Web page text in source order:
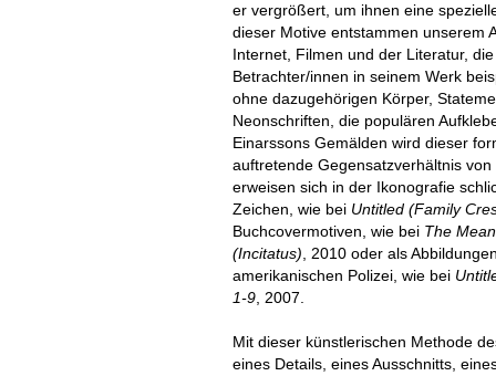
er vergrößert, um ihnen eine
dieser Motive entstammen unserem
Internet, Filmen und der Literatur,
Betrachter/innen in seinem Werk
ohne dazugehörigen Körper,
Neonschriften, die populären
Einarssons Gemälden wird dieser
auftretende Gegensatzverhältnis
erweisen sich in der Ikonografie
Zeichen, wie bei Untitled (Family
Buchcovermotiven, wie bei The
(Incitatus) , 2010 oder als
amerikanischen Polizei, wie bei
1-9 , 2007.
Mit dieser künstlerischen Methode
eines Details, eines Ausschnitts,